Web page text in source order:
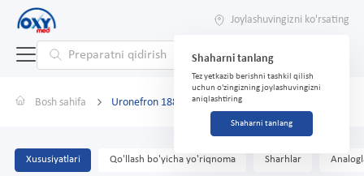
Joylashuvingizni ko'rsating
Shaharni tanlang
Tez yetkazib berishni tashkil qilish
uchun o'zingizning joylashuvingizni
aniqlashtiring
Shaharni tanlang
Bosh sahifa Uronefron 188 mg No 60 tabletkalari
Xususiyatlari Qo'llash bo'yicha yo'riqnoma Sharhlar